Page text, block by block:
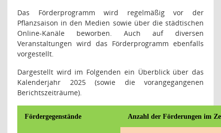
Das Förderprogramm wird regelmäßig vor der
Pflanzsaison in den Medien sowie über die städtischen
Online-Kanäle beworben. Auch auf diversen
Veranstaltungen wird das Förderprogramm ebenfalls
vorgestellt.
Dargestellt wird im Folgenden ein Überblick über das
Kalenderjahr 2025 (sowie die vorangegangenen
Berichtszeiträume).
Fördergegenstände Anzahl der Förderungen im